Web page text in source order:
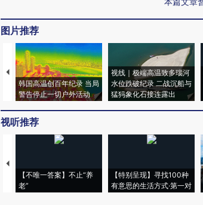
图片推荐
韩国高温创百年纪录 当局
警告停止一切户外活动
视线｜极端高温致多瑙河
水位跌破纪录 二战沉船与
猛犸象化石接连露出
视听推荐
【不唯一答案】不止“养
老”
【特别呈现】寻找100种
有意思的生活方式·第一对